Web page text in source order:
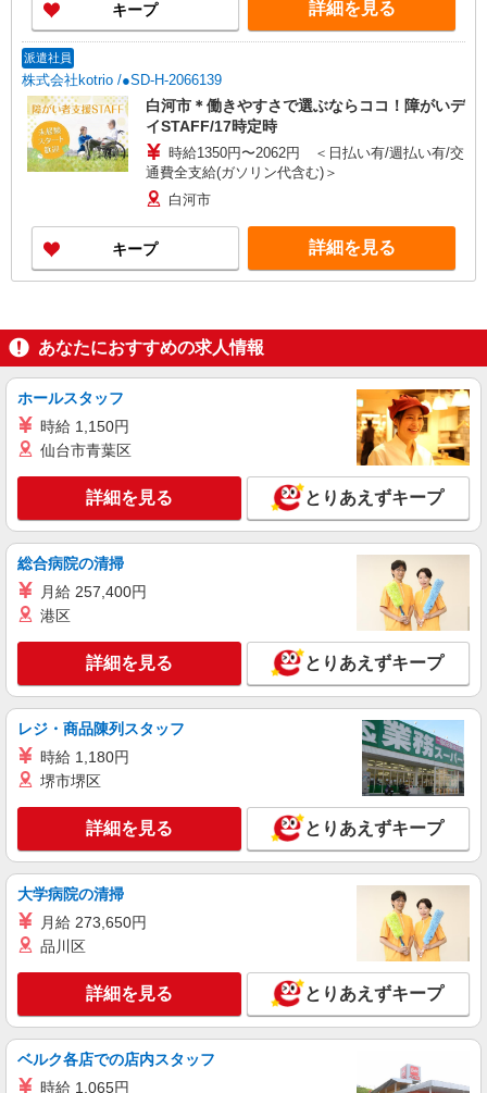
キープ 詳細を見る
派遣社員
株式会社kotrio /●SD-H-2066139
白河市＊働きやすさで選ぶならココ！障がいデ
イSTAFF/17時定時
時給1350円〜2062円 ＜日払い有/週払い有/交
通費全支給(ガソリン代含む)＞
白河市
キープ 詳細を見る
あなたにおすすめの求人情報
ホールスタッフ
時給 1,150円
仙台市青葉区
詳細を見る とりあえずキープ
総合病院の清掃
月給 257,400円
港区
詳細を見る とりあえずキープ
レジ・商品陳列スタッフ
時給 1,180円
堺市堺区
詳細を見る とりあえずキープ
大学病院の清掃
月給 273,650円
品川区
詳細を見る とりあえずキープ
ベルク各店での店内スタッフ
時給 1,065円